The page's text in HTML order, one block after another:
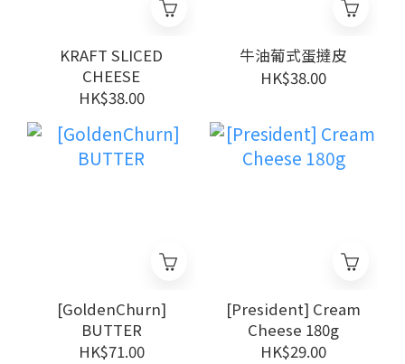
KRAFT SLICED
CHEESE
HK$38.00
牛油葡式蛋撻皮
HK$38.00
[GoldenChurn]
BUTTER
HK$71.00
[President] Cream
Cheese 180g
HK$29.00